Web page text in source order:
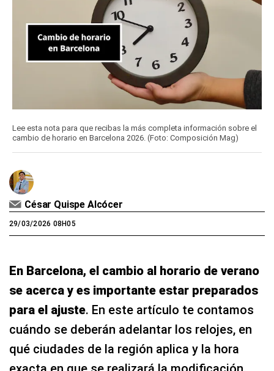
Lee esta nota para que recibas la más completa información sobre el
cambio de horario en Barcelona 2026. (Foto: Composición Mag)
César Quispe Alcócer
29/03/2026 08H05
En Barcelona, el cambio al horario de verano
se acerca y es importante estar preparados
para el ajuste. En este artículo te contamos
cuándo se deberán adelantar los relojes, en
qué ciudades de la región aplica y la hora